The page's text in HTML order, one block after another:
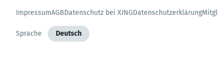
ImpressumAGBDatenschutz bei XINGDatenschutzerklärung
Sprache Deutsch